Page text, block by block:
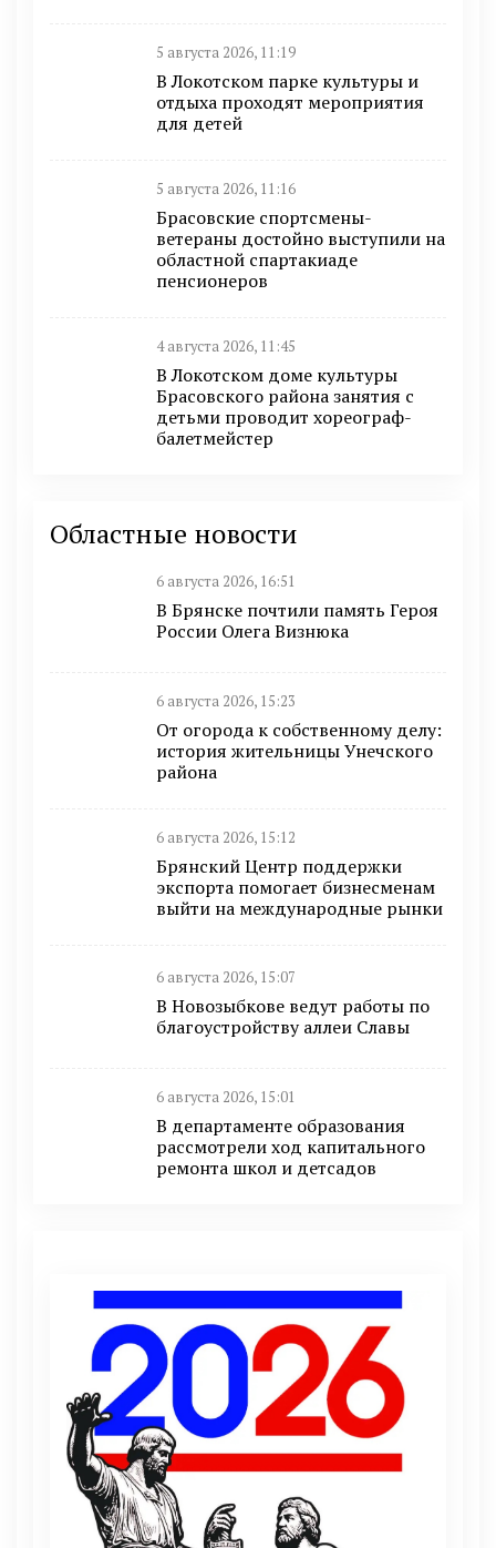
5 августа 2026, 11:19
В Локотском парке культуры и
отдыха проходят мероприятия
для детей
5 августа 2026, 11:16
Брасовские спортсмены-
ветераны достойно выступили на
областной спартакиаде
пенсионеров
4 августа 2026, 11:45
В Локотском доме культуры
Брасовского района занятия с
детьми проводит хореограф-
балетмейстер
Областные новости
6 августа 2026, 16:51
В Брянске почтили память Героя
России Олега Визнюка
6 августа 2026, 15:23
От огорода к собственному делу:
история жительницы Унечского
района
6 августа 2026, 15:12
Брянский Центр поддержки
экспорта помогает бизнесменам
выйти на международные рынки
6 августа 2026, 15:07
В Новозыбкове ведут работы по
благоустройству аллеи Славы
6 августа 2026, 15:01
В департаменте образования
рассмотрели ход капитального
ремонта школ и детсадов